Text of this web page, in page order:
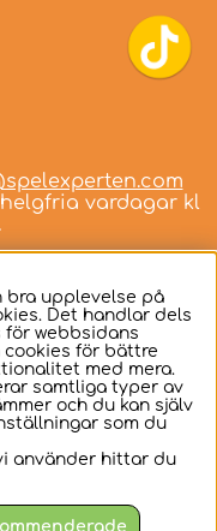
vardagar kl
bra upplevelse på
Det handlar dels
för webbsidans
för bättre
med mera.
samtliga typer av
och du kan själv
som du
använder hittar du